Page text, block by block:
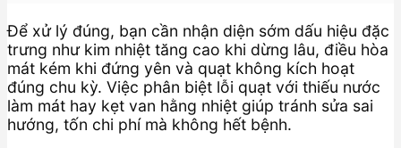
Để xử lý đúng, bạn cần nhận diện sớm dấu hiệu đặc
trưng như kim nhiệt tăng cao khi dừng lâu, điều hòa
mát kém khi đứng yên và quạt không kích hoạt
đúng chu kỳ. Việc phân biệt lỗi quạt với thiếu nước
làm mát hay kẹt van hằng nhiệt giúp tránh sửa sai
hướng, tốn chi phí mà không hết bệnh.